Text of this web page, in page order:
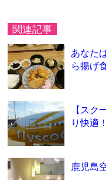
関連記事
あなた
ら揚げ
【スク
り快適
鹿児島